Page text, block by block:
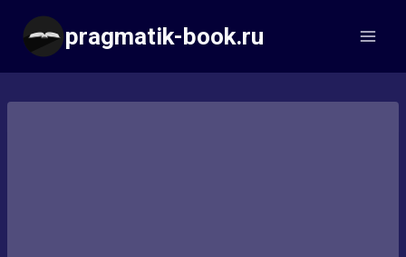
Перейти
содержимому
pragmatik-book.ru